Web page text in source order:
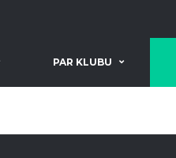
PAR KLUBU